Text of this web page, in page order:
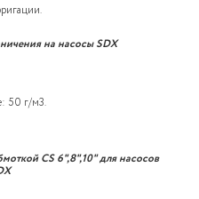
на насосы SDX
50 г/м3.
CS 6",8",10" для насосов